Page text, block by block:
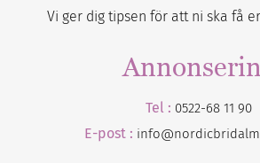
Vi ger dig tipsen för att ni ska få
Tel : 0522-68 11 90
E-post :